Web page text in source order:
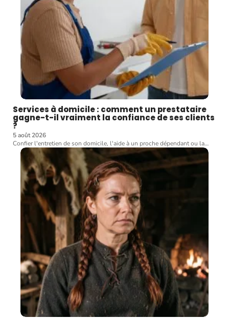
Services à domicile : comment un prestataire
gagne-t-il vraiment la confiance de ses clients
?
5 août 2026
Confier l'entretien de son domicile, l'aide à un proche dépendant ou la…